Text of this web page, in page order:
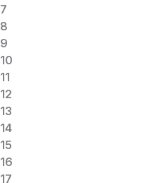
7
8
9
10
11
12
13
14
15
16
17